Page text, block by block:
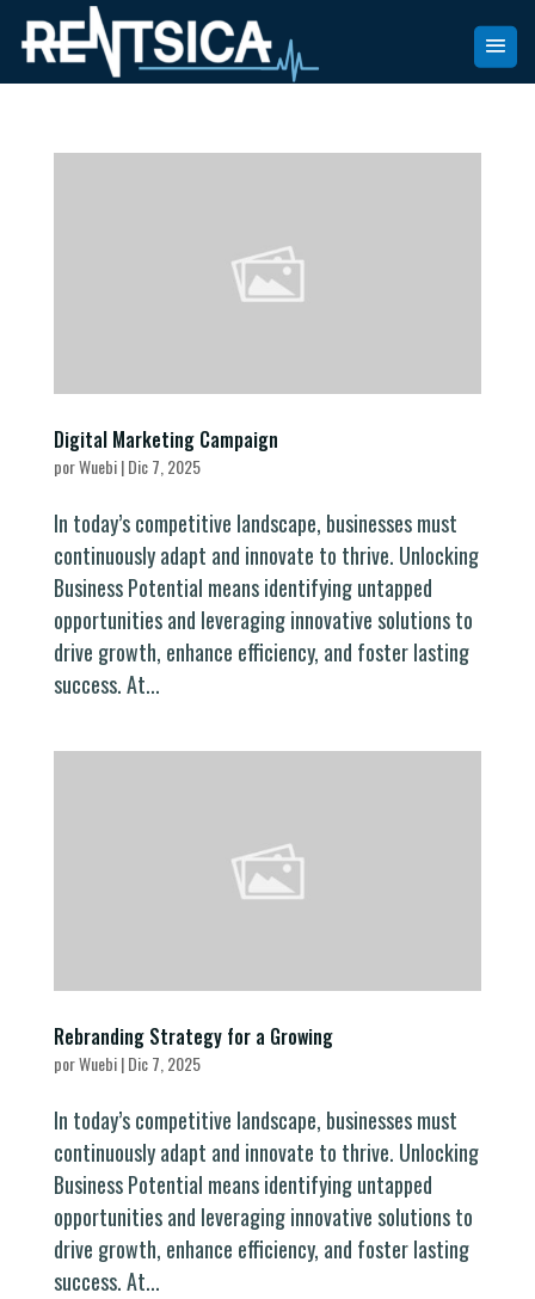
Digital Marketing Campaign
porWuebi|Dic 7, 2025
In today’s competitive landscape, businesses must
continuously adapt and innovate to thrive. Unlocking
Business Potential means identifying untapped
opportunities and leveraging innovative solutions to
drive growth, enhance efficiency, and foster lasting
success. At...
Rebranding Strategy for a Growing
porWuebi|Dic 7, 2025
In today’s competitive landscape, businesses must
continuously adapt and innovate to thrive. Unlocking
Business Potential means identifying untapped
opportunities and leveraging innovative solutions to
drive growth, enhance efficiency, and foster lasting
success. At...